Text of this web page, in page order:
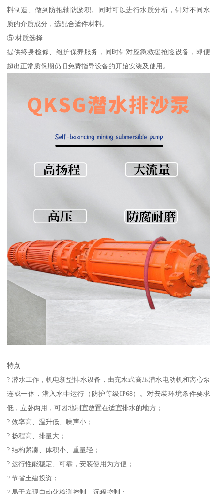
料制造、做到防抱轴防淤积。同时可以进行水质分析，针对不同水
质的介质成分，选配合适件材料。
⑤ 材质选择
提供终身检修、维护保养服务，同时针对应急救援抢险设备，即便
超出正常质保期仍旧免费指导设备的开始安装及使用。
特点
? 潜水工作，机电新型排水设备，由充水式高压潜水电动机和离心泵
连成一体，潜入水中运行（防护等级IP68）。对安装环境条件要求
低，立卧两用，可因地制宜放置在适宜排水的地方；
? 效率高、温升低、噪声小；
? 扬程高、排量大；
? 结构紧凑、体积小、重量轻；
? 运行性能稳定、可靠，安装使用为方便；
? 节省土建投资；
? 易于实现自动化检测控制、远程控制；